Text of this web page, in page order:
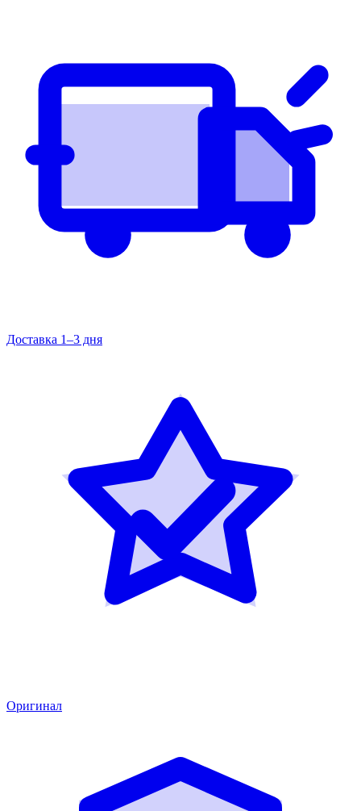
Доставка 1–3 дня
Оригинал